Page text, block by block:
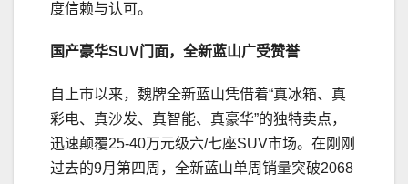
度信赖与认可。
国产豪华SUV门面， 全新蓝山广受赞誉
自上市以来，魏牌全新蓝山凭借着“真冰箱、真
彩电、真沙发、真智能、真豪华”的独特卖点，
迅速颠覆25-40万元级六/七座SUV市场。在刚刚
过去的9月第四周，全新蓝山单周销量突破2068